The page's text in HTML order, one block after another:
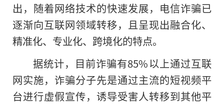
出，随着网络技术的快速发展，电信诈骗已
逐渐向互联网领域转移，且呈现出融合化、
精准化、专业化、跨境化的特点。
据统计，目前诈骗有85%以上通过互联
网实施，诈骗分子先是通过主流的短视频平
台进行虚假宣传，诱导受害人转移到其他平